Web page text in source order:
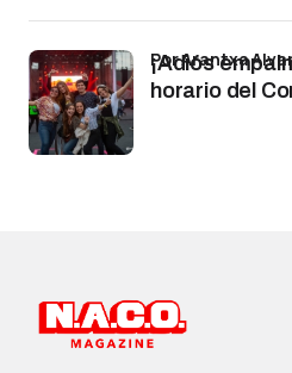
¡Adiós
horario del
por Arantxa